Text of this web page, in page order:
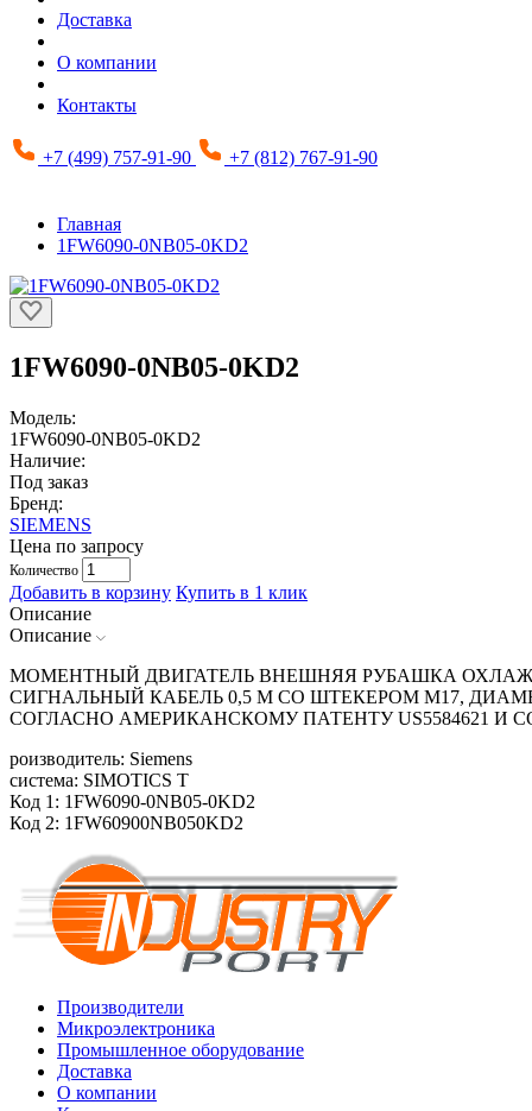
Доставка
О компании
Контакты
+7 (499) 757-91-90 +7 (812) 767-91-90
Главная
1FW6090-0NB05-0KD2
1FW6090-0NB05-0KD2
Модель:
1FW6090-0NB05-0KD2
Наличие:
Под заказ
Бренд:
SIEMENS
Цена по запросу
Количество
Добавить в корзину Купить в 1 клик
Описание
Описание
МОМЕНТНЫЙ ДВИГАТЕЛЬ ВНЕШНЯЯ РУБАШКА
СИГНАЛЬНЫЙ КАБЕЛЬ 0,5 М СО ШТЕКЕРОМ M17,
СОГЛАСНО АМЕРИКАНСКОМУ ПАТЕНТУ US5584621
роизводитель: Siemens
система: SIMOTICS T
Код 1: 1FW6090-0NB05-0KD2
Код 2: 1FW60900NB050KD2
Производители
Микроэлектроника
Промышленное оборудование
Доставка
О компании